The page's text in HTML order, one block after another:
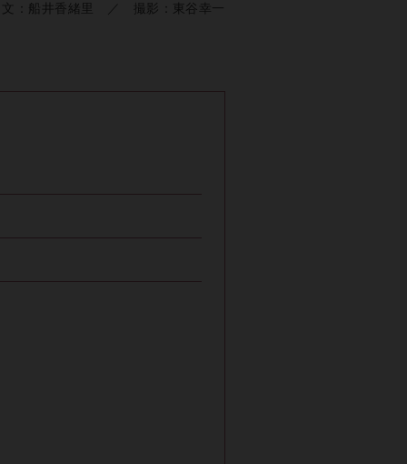
文：船井香緒里 ／ 撮影：東谷幸一